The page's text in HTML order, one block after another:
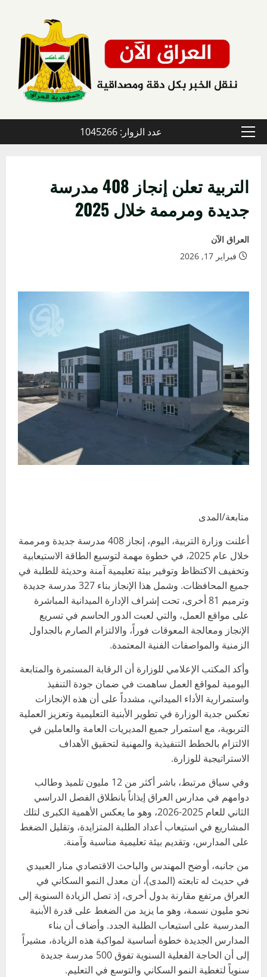
القائمة
عدد الزوار: 1045266
التربية تعلن إنجاز 408 مدرسة
جديدة ومرممة خلال 2025
العراق الآن
فبراير 17, 2026
متابعة/المدى
أعلنت وزارة التربية، اليوم، إنجاز 408 مدرسة جديدة ومرممة
خلال عام 2025، في خطوة مهمة لتوسيع الطاقة الاستيعابية
وتخفيف الاكتظاظ وتوفير بيئة تعليمية آمنة وحديثة للطلبة في
جميع المحافظات. وشمل هذا الإنجاز بناء 327 مدرسة جديدة
وترميم 81 أخرى، تحت إشراف الإدارة الميدانية المباشرة
على مواقع العمل، والتي لعبت الدور الحاسم في تسريع
الإنجاز ومعالجة المعوقات فوراً، والالتزام الصارم بالجداول
الزمنية والمواصفات الفنية المعتمدة.
وأكد المكتب الإعلامي للوزارة أن الرقابة المستمرة والمتابعة
اليومية لمواقع العمل ساهمت في ضمان جودة التنفيذ
واستمرارية الأداء الميداني، مشدداً على أن هذه الإنجازات
تعكس جدية الوزارة في تطوير الأبنية التعليمية وتعزيز العملية
التربوية، مع استمرار جميع المديريات العامة والعاملين في
الالتزام بالخطط التنفيذية والمهنية لتحقيق الأهداف
الاستراتيجية للوزارة.
وفي سياق مرتبط، باشر أكثر من 12 مليون تلميذ وطالب
دوامهم في مدارس العراق إيذاناً بانطلاق الفصل الدراسي
الثاني للعام 2025-2026، وهو ما يعكس الأهمية الكبرى لتلك
المشاريع في استيعاب أعداد الطلبة المتزايدة، وتقليل الضغط
على المدارس، وتقديم بيئة تعليمية مناسبة وآمنة.
من جانبه، أوضح المهندس والباحث الاقتصادي منار العبيدي
في حديث له تابعته (المدى)، أن معدل النمو السكاني في
العراق مرتفع مقارنة بدول أخرى، إذ تصل الزيادة السنوية إلى
نحو مليون نسمة، وهو ما يزيد من الضغط على قدرة الأبنية
المدرسية على استيعاب الطلبة الجدد. وأضاف أن بناء
المدارس الجديدة خطوة أساسية لمواكبة هذه الزيادة، مشيراً
إلى أن الحاجة الفعلية السنوية تفوق 500 مدرسة جديدة
سنوياً لتغطية النمو السكاني والتوسع في التعليم.